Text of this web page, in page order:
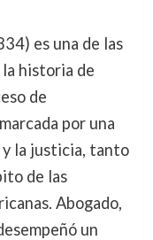
es una de las
historia de
de
por una
la justicia, tanto
de las
Abogado,
un